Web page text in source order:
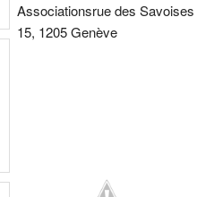
Associationsrue des Savoises
15, 1205 Genève